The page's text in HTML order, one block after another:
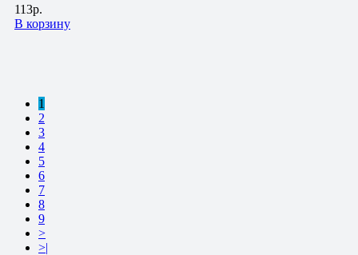
113р.
В корзину
1
2
3
4
5
6
7
8
9
>
>|